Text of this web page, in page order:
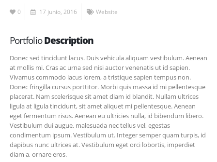
0 17 junio, 2016 Website
PortfolioDescription
Donec sed tincidunt lacus. Duis vehicula aliquam vestibulum. Aenean
at mollis mi. Cras ac urna sed nisi auctor venenatis ut id sapien.
Vivamus commodo lacus lorem, a tristique sapien tempus non.
Donec fringilla cursus porttitor. Morbi quis massa id mi pellentesque
placerat. Nam scelerisque sit amet diam id blandit. Nullam ultrices
ligula at ligula tincidunt, sit amet aliquet mi pellentesque. Aenean
eget fermentum risus. Aenean eu ultricies nulla, id bibendum libero.
Vestibulum dui augue, malesuada nec tellus vel, egestas
condimentum ipsum. Vestibulum ut. Integer semper quam turpis, id
dapibus nunc ultrices at. Vestibulum eget orci lobortis, imperdiet
diam a, ornare eros.